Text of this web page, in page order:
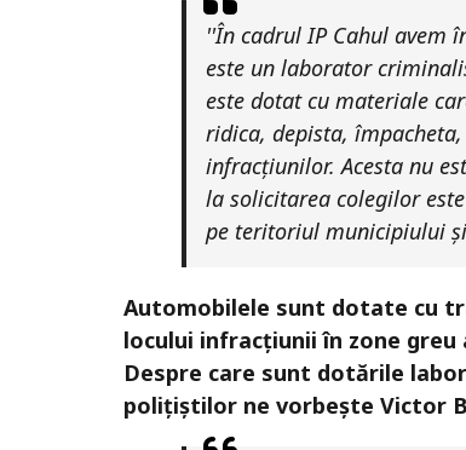
''În cadrul IP Cahul avem
este un laborator
este dotat cu materiale
ridica, depista,
infracțiunilor. Acesta nu
la solicitarea colegilor
pe teritoriul municipiului
Automobilele sunt dotate cu
locului infracțiunii în zone
Despre care sunt dotările
polițiștilor ne vorbește Victor